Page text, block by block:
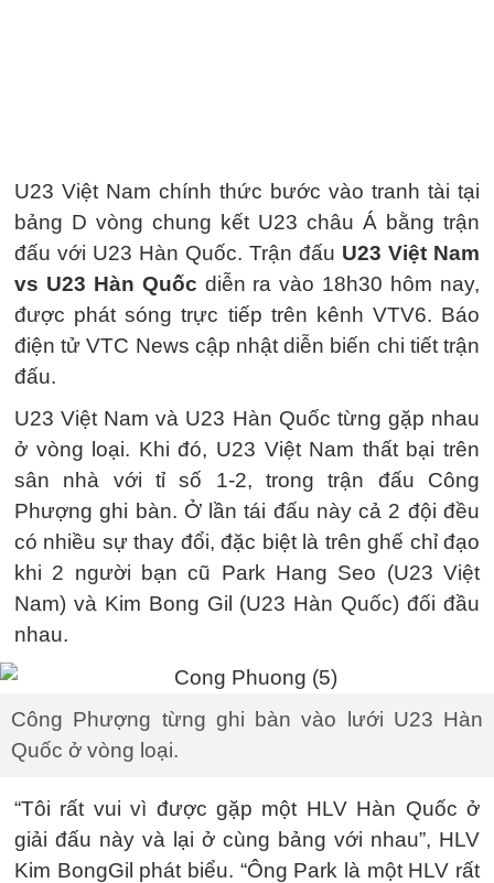
U23 Việt Nam chính thức bước vào tranh tài tại
bảng D vòng chung kết U23 châu Á bằng trận
đấu với U23 Hàn Quốc. Trận đấu U23 Việt Nam
vs U23 Hàn Quốc diễn ra vào 18h30 hôm nay,
được phát sóng trực tiếp trên kênh VTV6. Báo
điện tử VTC News cập nhật diễn biến chi tiết trận
đấu.
U23 Việt Nam và U23 Hàn Quốc từng gặp nhau
ở vòng loại. Khi đó, U23 Việt Nam thất bại trên
sân nhà với tỉ số 1-2, trong trận đấu Công
Phượng ghi bàn. Ở lần tái đấu này cả 2 đội đều
có nhiều sự thay đổi, đặc biệt là trên ghế chỉ đạo
khi 2 người bạn cũ Park Hang Seo (U23 Việt
Nam) và Kim Bong Gil (U23 Hàn Quốc) đối đầu
nhau.
Công Phượng từng ghi bàn vào lưới U23 Hàn
Quốc ở vòng loại.
“Tôi rất vui vì được gặp một HLV Hàn Quốc ở
giải đấu này và lại ở cùng bảng với nhau”, HLV
Kim BongGil phát biểu. “Ông Park là một HLV rất